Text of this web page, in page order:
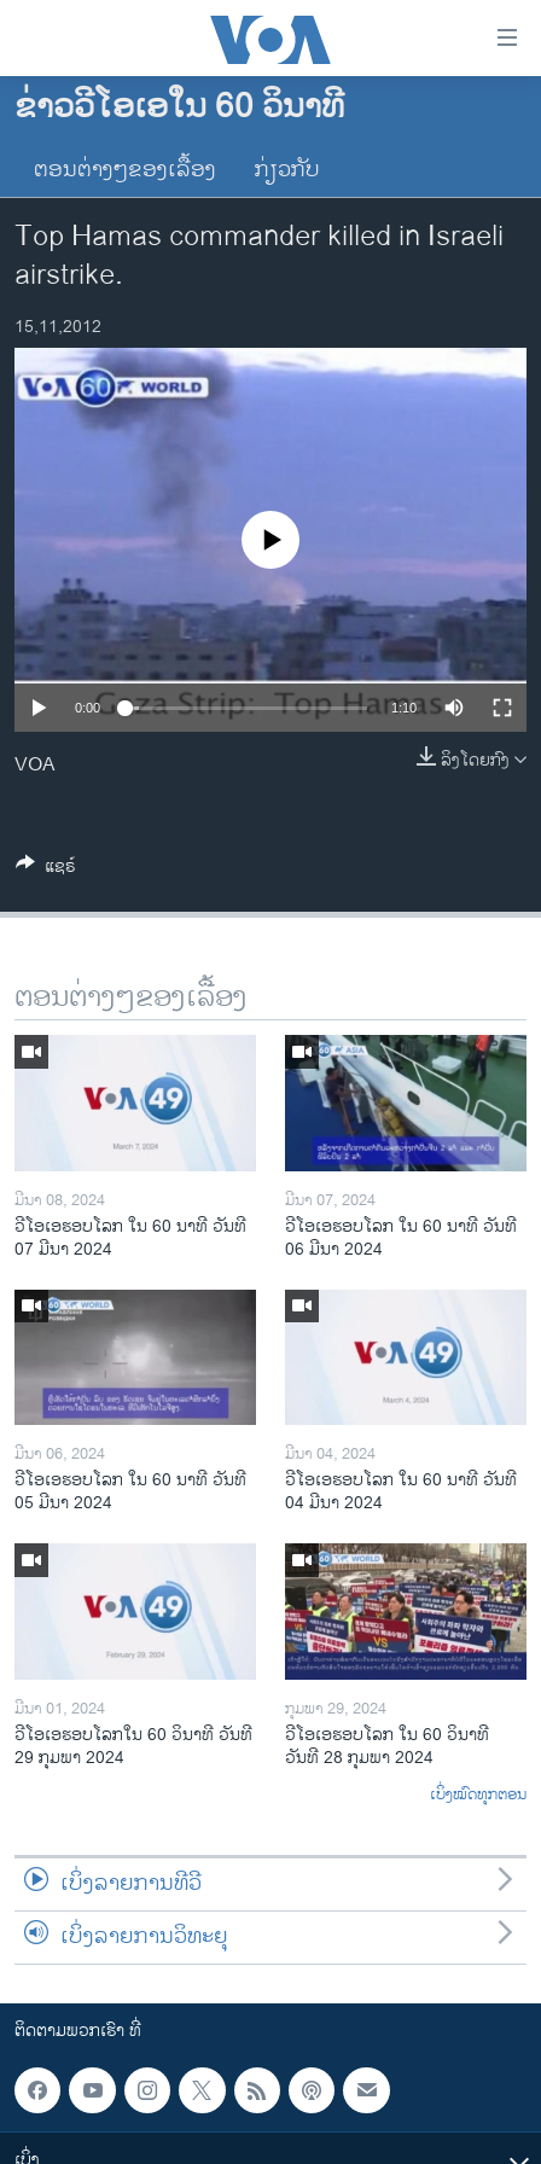
ເຂົ້າ
ຂ້າມ
ຂ້າມ
ຫາ
ຊອກ
ຄົ້ນ
ໂຮມເພຈ
ລາວ
ການເລືອກຕັ້ງ ປະທານາທີບໍດີ ສະຫະລັດ 2024
ໂລກ
ເອເຊຍ
ອິດສະຫຼະພາບດ້ານການຂ່າວ
ວິທະຍາສາດ-ເທັກໂນໂລຈີ
ທຸລະກິດ
ພາສາອັງກິດ
ວີດີໂອ
ສຽງ
ພາສາຕ່າງໆ
ຂ່າວວີໂອເອໃນ 60 ວິນາທີ
ຕອນຕ່າງໆຂອງເລື້ອງ ກ່ຽວກັບ
Top Hamas commander killed in Israeli
airstrike.
15,11,2012
No media source currently available
0:00 1:10
ລິງໂດຍກົງ
VOA
ແຊຣ໌
ຕອນຕ່າງໆຂອງເລື້ອງ
ມີນາ 08, 2024
ວີໂອເອຮອບໂລກ ໃນ 60 ນາທີ ວັນທີ
07 ມີນາ 2024
ມີນາ 07, 2024
ວີໂອເອຮອບໂລກ ໃນ 60 ນາທີ ວັນທີ
06 ມີນາ 2024
ມີນາ 06, 2024
ວີໂອເອຮອບໂລກ ໃນ 60 ນາທີ ວັນທີ
05 ມີນາ 2024
ມີນາ 04, 2024
ວີໂອເອຮອບໂລກ ໃນ 60 ນາທີ ວັນທີ
04 ມີນາ 2024
ມີນາ 01, 2024
ວີໂອເອຮອບໂລກໃນ 60 ວິນາທີ ວັນທີ
29 ກຸມພາ 2024
ກຸມພາ 29, 2024
ວີໂອເອຮອບໂລກ ໃນ 60 ວິນາທີ
ວັນທີ 28 ກຸມພາ 2024
ເບິ່ງໝົດທຸກຕອນ
ເບິ່ງລາຍການທີວີ
ເບິ່ງລາຍການວິທະຍຸ
ຕິດຕາມພວກເຮົາ ທີ່